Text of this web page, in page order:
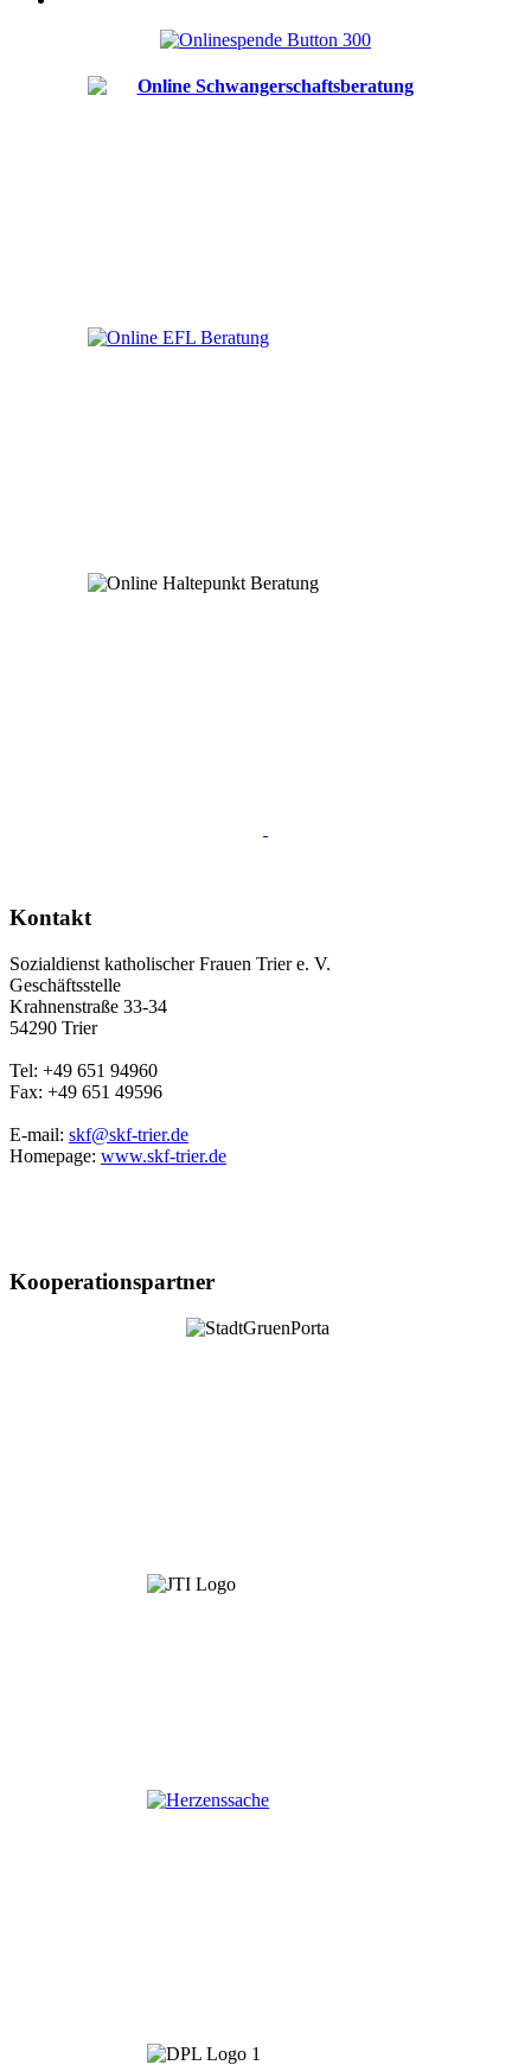
Kontakt
Sozialdienst katholischer Frauen Trier e. V.
Geschäftsstelle
Krahnenstraße 33-34
54290 Trier
Tel: +49 651 94960
Fax: +49 651 49596
E-mail: skf@skf-trier.de
Homepage: www.skf-trier.de
Kooperationspartner